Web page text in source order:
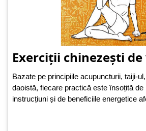
Exerciții chinezești
Bazate pe principiile acupuncturii, taiji-
daoistă, fiecare practică este însoțită de
instrucțiuni și de beneficiile energetice